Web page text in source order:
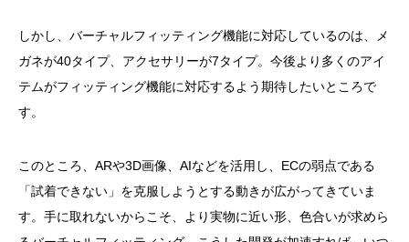
しかし、バーチャルフィッティング機能に対応しているのは、メ
ガネが40タイプ、アクセサリーが7タイプ。今後より多くのアイ
テムがフィッティング機能に対応するよう期待したいところで
す。
このところ、ARや3D画像、AIなどを活用し、ECの弱点である
「試着できない」を克服しようとする動きが広がってきていま
す。手に取れないからこそ、より実物に近い形、色合いが求めら